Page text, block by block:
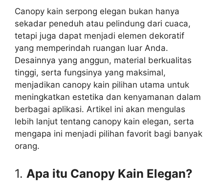
Canopy kain serpong elegan bukan hanya
sekadar peneduh atau pelindung dari cuaca,
tetapi juga dapat menjadi elemen dekoratif
yang memperindah ruangan luar Anda.
Desainnya yang anggun, material berkualitas
tinggi, serta fungsinya yang maksimal,
menjadikan canopy kain pilihan utama untuk
meningkatkan estetika dan kenyamanan dalam
berbagai aplikasi. Artikel ini akan mengulas
lebih lanjut tentang canopy kain elegan, serta
mengapa ini menjadi pilihan favorit bagi banyak
orang.
1. Apa itu Canopy Kain Elegan?